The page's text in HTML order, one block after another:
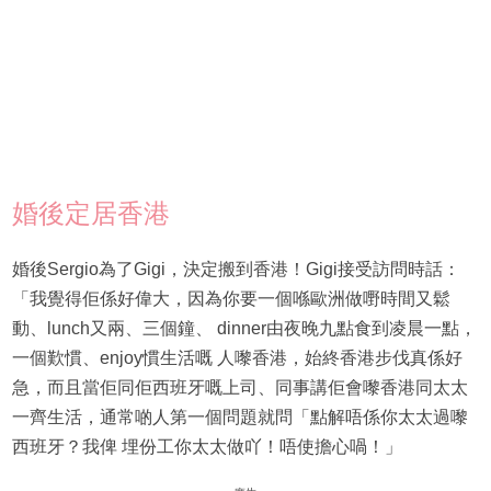
婚後定居香港
婚後Sergio為了Gigi，決定搬到香港！Gigi接受訪問時話：
「我覺得佢係好偉大，因為你要一個喺歐洲做嘢時間又鬆
動、lunch又兩、三個鐘、 dinner由夜晚九點食到凌晨一點，
一個歎慣、enjoy慣生活嘅 人嚟香港，始終香港步伐真係好
急，而且當佢同佢西班牙嘅上司、同事講佢會嚟香港同太太
一齊生活，通常啲人第一個問題就問「點解唔係你太太過嚟
西班牙？我俾 埋份工你太太做吖！唔使擔心喎！」